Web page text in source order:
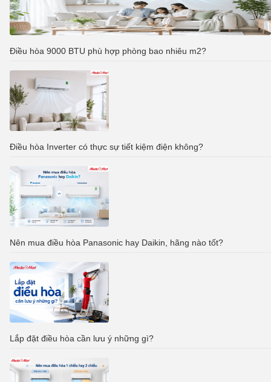
Điều hòa 9000 BTU phù hợp phòng bao nhiêu m2?
Điều hòa Inverter có thực sự tiết kiệm điện không?
Nên mua điều hòa Panasonic hay Daikin, hãng nào tốt?
Lắp đặt điều hòa cần lưu ý những gì?